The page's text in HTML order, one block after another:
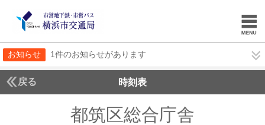
お知らせ 1件のお知らせがあります
戻る 時刻表
都筑区総合庁舎